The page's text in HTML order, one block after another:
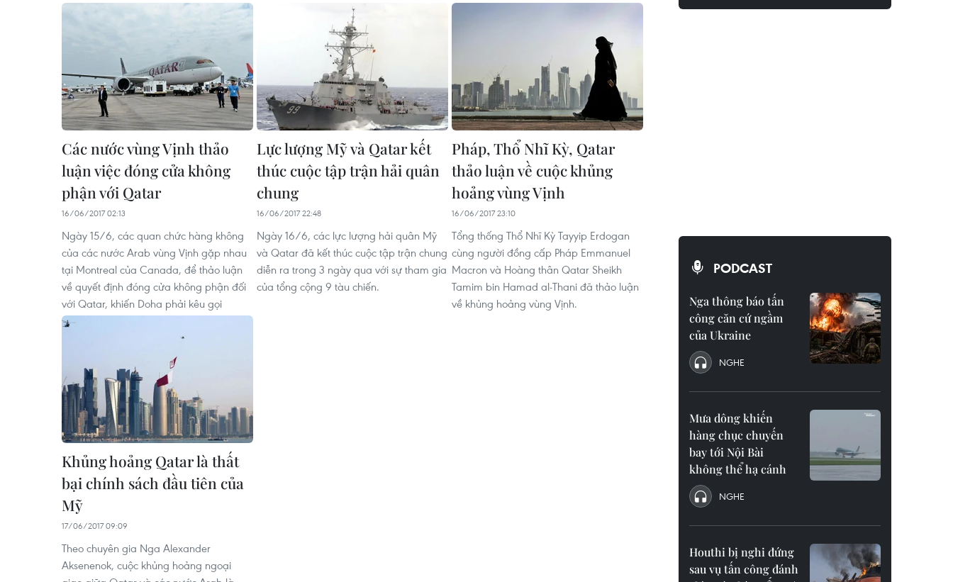
Các nước vùng Vịnh thảo
luận việc đóng cửa không
phận với Qatar
16/06/2017 02:13
Ngày 15/6, các quan chức hàng không
của các nước Arab vùng Vịnh gặp nhau
tại Montreal của Canada, để thảo luận
về quyết định đóng cửa không phận đối
với Qatar, khiến Doha phải kêu gọi
Lực lượng Mỹ và Qatar kết
thúc cuộc tập trận hải quân
chung
16/06/2017 22:48
Ngày 16/6, các lực lượng hải quân Mỹ
và Qatar đã kết thúc cuộc tập trận chung
diễn ra trong 3 ngày qua với sự tham gia
của tổng cộng 9 tàu chiến.
Pháp, Thổ Nhĩ Kỳ, Qatar
thảo luận về cuộc khủng
hoảng vùng Vịnh
16/06/2017 23:10
Tổng thống Thổ Nhĩ Kỳ Tayyip Erdogan
cùng người đồng cấp Pháp Emmanuel
Macron và Hoàng thân Qatar Sheikh
Tamim bin Hamad al-Thani đã thảo luận
về khủng hoảng vùng Vịnh.
Khủng hoảng Qatar là thất
bại chính sách đầu tiên của
Mỹ
17/06/2017 09:09
Theo chuyên gia Nga Alexander
Aksenenok, cuộc khủng hoảng ngoại
PODCAST
Nga thông báo tấn
công căn cứ ngầm
của Ukraine
NGHE
Mưa dông khiến
hàng chục chuyến
bay tới Nội Bài
không thể hạ cánh
NGHE
Houthi bị nghi đứng
sau vụ tấn công đánh